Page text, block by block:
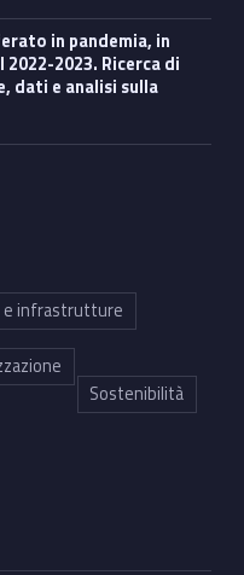
2023. Ricerca di
dati e analisi sulla
e infrastrutture
Sostenibilità